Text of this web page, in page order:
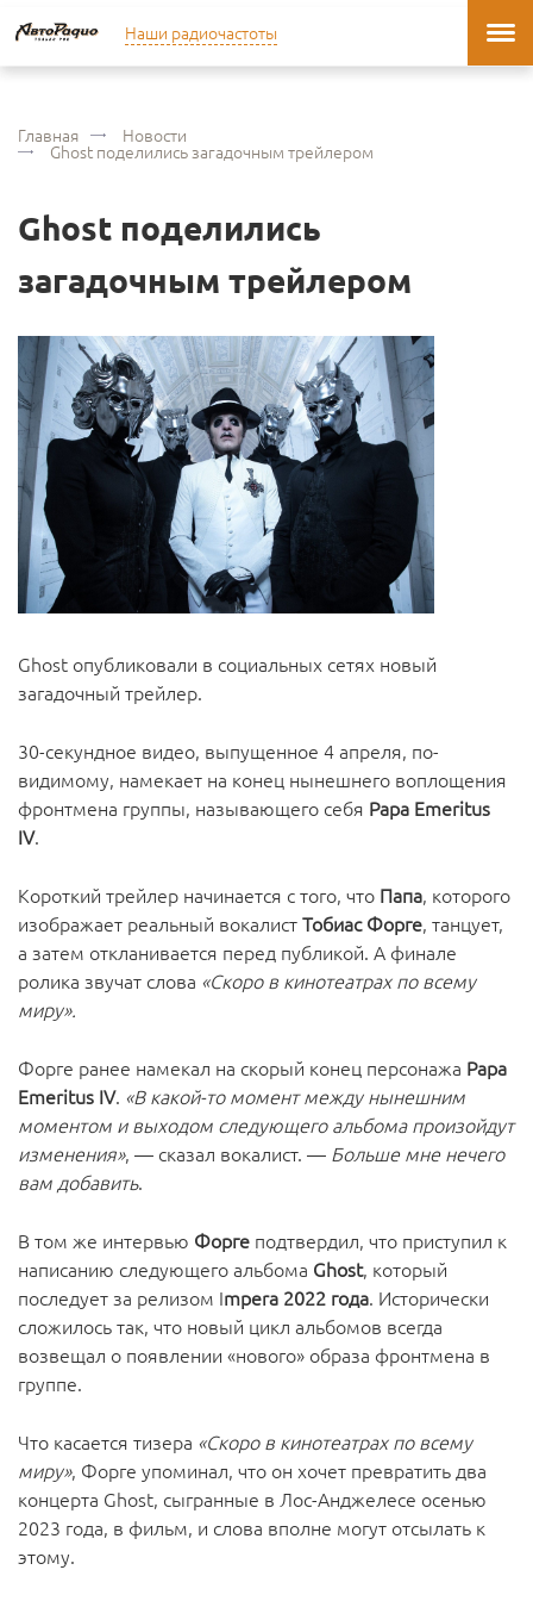
Наши радиочастоты
Главная Новости
Ghost поделились загадочным трейлером
Ghost поделились
загадочным трейлером
Ghost опубликовали в социальных сетях новый
загадочный трейлер.
30-секундное видео, выпущенное 4 апреля, по-
видимому, намекает на конец нынешнего воплощения
фронтмена группы, называющего себя Papa Emeritus
IV.
Короткий трейлер начинается с того, что Папа, которого
изображает реальный вокалистТобиас Форге, танцует,
а затем откланивается перед публикой. А финале
ролика звучат слова «Скоро в кинотеатрах по всему
миру».
Форге ранее намекал на скорый конец персонажа Papa
Emeritus IV. «В какой-то момент между нынешним
моментом и выходом следующего альбома произойдут
изменения», — сказал вокалист. — Больше мне нечего
вам добавить.
В том же интервью Форге подтвердил, что приступил к
написанию следующего альбома Ghost, который
последует за релизом Impera 2022 года. Исторически
сложилось так, что новый цикл альбомов всегда
возвещал о появлении «нового» образа фронтмена в
группе.
Что касается тизера «Скоро в кинотеатрах по всему
миру», Форге упоминал, что он хочет превратить два
концерта Ghost, сыгранные в Лос-Анджелесе осенью
2023 года, в фильм, и слова вполне могут отсылать к
этому.